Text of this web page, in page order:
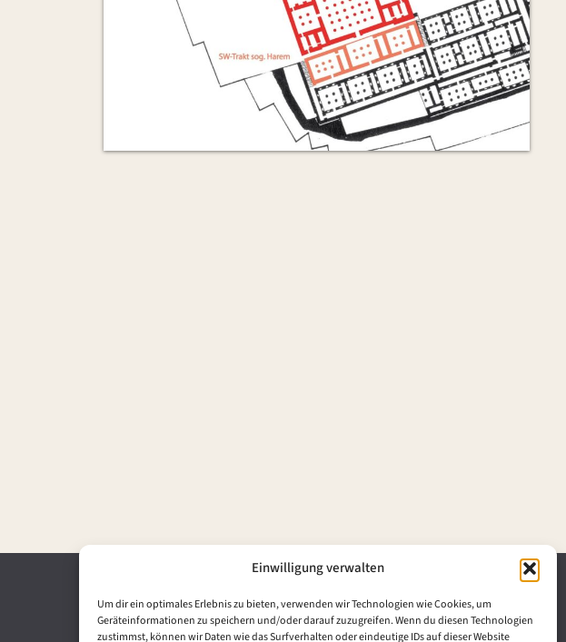
Einwilligung verwalten
Um dir ein optimales Erlebnis zu bieten, verwenden wir Technologien wie Cookies, um
Geräteinformationen zu speichern und/oder darauf zuzugreifen. Wenn du diesen Technologien
zustimmst, können wir Daten wie das Surfverhalten oder eindeutige IDs auf dieser Website
Archiv
Bavarikon